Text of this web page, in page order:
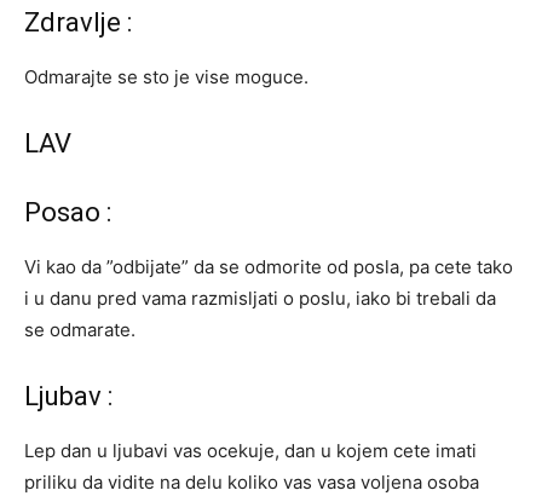
Zdravlje :
Odmarajte se sto je vise moguce.
LAV
Posao :
Vi kao da ”odbijate” da se odmorite od posla, pa cete tako
i u danu pred vama razmisljati o poslu, iako bi trebali da
se odmarate.
Ljubav :
Lep dan u ljubavi vas ocekuje, dan u kojem cete imati
priliku da vidite na delu koliko vas vasa voljena osoba